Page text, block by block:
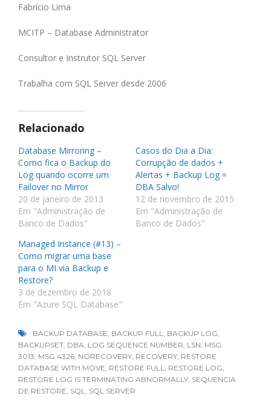
Fabrício Lima
MCITP – Database Administrator
Consultor e Instrutor SQL Server
Trabalha com SQL Server desde 2006
Relacionado
Database Mirroring –
Como fica o Backup do
Log quando ocorre um
Failover no Mirror
20 de janeiro de 2013
Em "Administração de
Banco de Dados"
Casos do Dia a Dia:
Corrupção de dados +
Alertas + Backup Log =
DBA Salvo!
12 de novembro de 2015
Em "Administração de
Banco de Dados"
Managed Instance (#13) –
Como migrar uma base
para o MI via Backup e
Restore?
3 de dezembro de 2018
Em "Azure SQL Database"
BACKUP DATABASE BACKUP FULL BACKUP LOG
BACKUPSET DBA LOG SEQUENCE NUMBER LSN MSG
3013 MSG 4326 NORECOVERY RECOVERY RESTORE
DATABASE WITH MOVE RESTORE FULL RESTORE LOG
RESTORE LOG IS TERMINATING ABNORMALLY SEQUENCIA
DE RESTORE SQL SQL SERVER